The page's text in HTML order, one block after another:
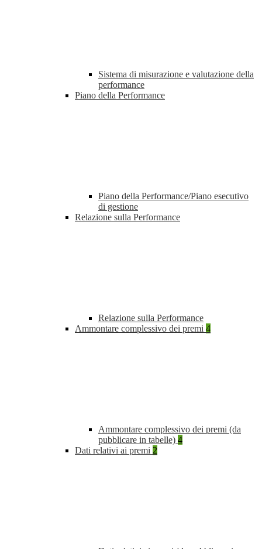
Sistema di misurazione e valutazione della
performance
Piano della Performance
Piano della Performance/Piano esecutivo
di gestione
Relazione sulla Performance
Relazione sulla Performance
Ammontare complessivo dei premi 4
Ammontare complessivo dei premi (da
pubblicare in tabelle) 4
Dati relativi ai premi 2